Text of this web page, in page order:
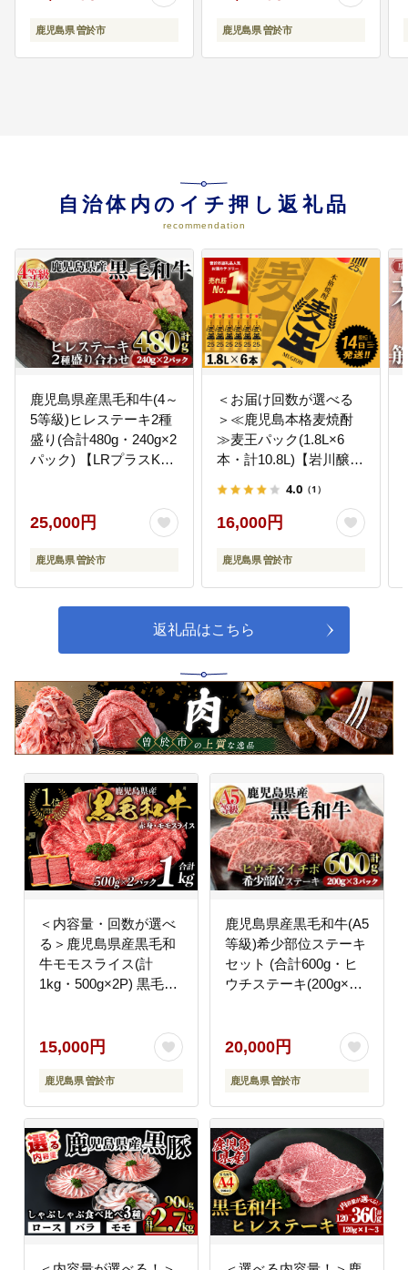
鹿児島県 曽於市 鹿児島県 曽於市
自治体内のイチ押し返礼品
recommendation
鹿児島県産黒毛和牛(4～
5等級)ヒレステーキ2種
盛り(合計480g・240g×2
パック) 【LRプラスK】
25,000円
鹿児島県 曽於市
＜お届け回数が選べる
＞≪鹿児島本格麦焼酎
≫麦王パック(1.8L×6
本・計10.8L)【岩川醸
4.0 （1）
16,000円
鹿児島県 曽於市
返礼品はこちら
＜内容量・回数が選べ
る＞鹿児島県産黒毛和
牛モモスライス(計
1kg・500g×2P) 黒毛和
v01
15,000円
鹿児島県 曽於市
鹿児島県産黒毛和牛(A5
等級)希少部位ステーキ
セット (合計600g・ヒ
ウチステーキ(200g×1)
ラスK】A233-v01
20,000円
鹿児島県 曽於市